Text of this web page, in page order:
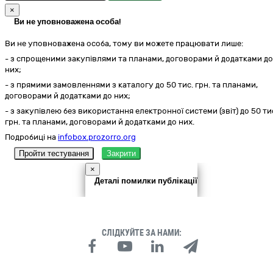
×
Ви не уповноважена особа!
Ви не уповноважена особа, тому ви можете працювати лише:
- з спрощеними закупівлями та планами, договорами й додатками до
них;
- з прямими замовленнями з каталогу до 50 тис. грн. та планами,
договорами й додатками до них;
- з закупівлею без використання електронної системи (звіт) до 50
грн. та планами, договорами й додатками до них.
Подробиці на infobox.prozorro.org
Пройти тестування
Закрити
×
Деталі помилки публікації
СЛІДКУЙТЕ ЗА НАМИ: